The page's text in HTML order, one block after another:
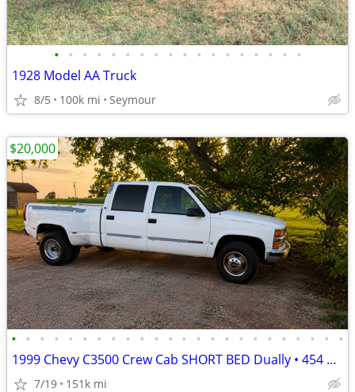
• • • • • • • • • • • • • • • • • •
1928 Model AA Truck
8/5 100k mi Seymour
• • • • • • • • • • • • • • • • • • • • • • • •
1999 Chevy C3500 Crew Cab SHORT BED Dually • 454 Big Block • One Owner
7/19 151k mi
$20,000